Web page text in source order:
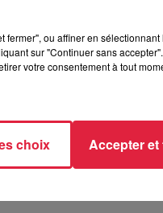
fermer", ou affiner en
sur "Continuer sans
votre consentement à tout
choix Accepter et